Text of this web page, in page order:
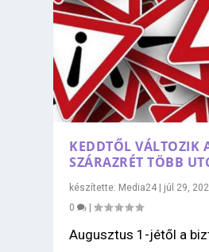
KEDDTŐL VÁLTOZIK
SZÁRAZRÉT TÖBB
készítette: Media24 | júl 29,
0
|
Augusztus 1-jétől a